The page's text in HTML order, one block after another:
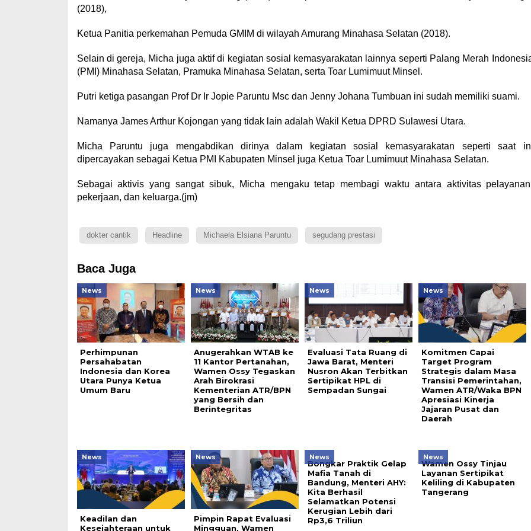
(2018),
Ketua Panitia perkemahan Pemuda GMIM di wilayah Amurang Minahasa Selatan (2018).
Selain di gereja, Micha juga aktif di kegiatan sosial kemasyarakatan lainnya seperti Palang Merah
(PMI) Minahasa Selatan, Pramuka Minahasa Selatan, serta Toar Lumimuut Minsel.
Putri ketiga pasangan Prof Dr Ir Jopie Paruntu Msc dan Jenny Johana Tumbuan ini sudah memiliki suami.
Namanya James Arthur Kojongan yang tidak lain adalah Wakil Ketua DPRD Sulawesi Utara.
Micha Paruntu juga mengabdikan dirinya dalam kegiatan sosial kemasyarakatan seperti saat
dipercayakan sebagai Ketua PMI Kabupaten Minsel juga Ketua Toar Lumimuut Minahasa Selatan.
Sebagai aktivis yang sangat sibuk, Micha mengaku tetap membagi waktu antara aktivitas
pekerjaan, dan keluarga.(jm)
dokter cantik Headline Michaela Elsiana Paruntu segudang prestasi
Baca Juga
News
Perhimpunan
Persahabatan
Indonesia dan Korea
Utara Punya Ketua
Umum Baru
News
Anugerahkan WTAB ke
11 Kantor Pertanahan,
Wamen Ossy Tegaskan
Arah Birokrasi
Kementerian ATR/BPN
yang Bersih dan
Berintegritas
News
Evaluasi Tata Ruang di
Jawa Barat, Menteri
Nusron Akan Terbitkan
Sertipikat HPL di
Sempadan Sungai
News
Komitmen Capai
Target Program
Strategis dalam Masa
Transisi Pemerintahan,
Wamen ATR/Waka BPN
Apresiasi Kinerja
Jajaran Pusat dan
Daerah
News
Keadilan dan
Kesejahteraan untuk
News
Pimpin Rapat Evaluasi
Mingguan, Wamen
News
Bongkar Praktik Gelap
Mafia Tanah di
Bandung, Menteri AHY:
Kita Berhasil
Selamatkan Potensi
Kerugian Lebih dari
Rp3,6 Triliun
News
Wamen Ossy Tinjau
Layanan Sertipikat
Keliling di Kabupaten
Tangerang